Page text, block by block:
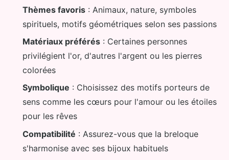
Thèmes favoris : Animaux, nature, symboles
spirituels, motifs géométriques selon ses passions
Matériaux préférés : Certaines personnes
privilégient l'or, d'autres l'argent ou les pierres
colorées
Symbolique : Choisissez des motifs porteurs de
sens comme les cœurs pour l'amour ou les étoiles
pour les rêves
Compatibilité : Assurez-vous que la breloque
s'harmonise avec ses bijoux habituels